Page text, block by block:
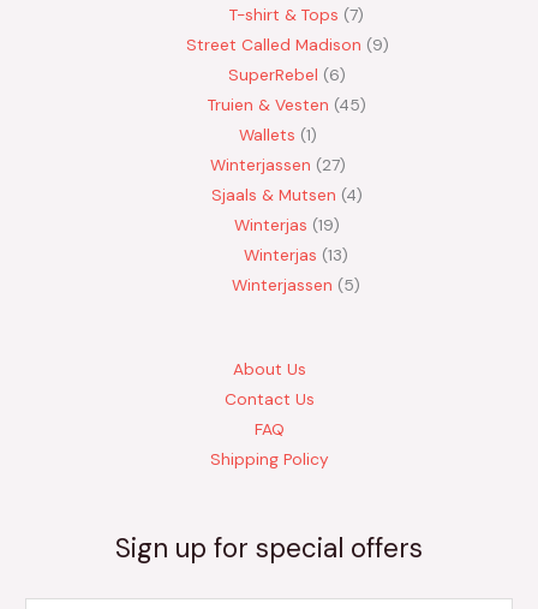
T-shirt & Tops 7
Street Called Madison 9
SuperRebel
6
Truien & Vesten 45
Wallets 1
Winterjassen
27
Sjaals & Mutsen 4
Winterjas 19
Winterjas 13
Winterjassen
5
About Us
Contact Us
FAQ
Shipping Policy
Sign up for special offers